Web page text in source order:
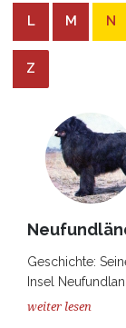
L M N
Z
Geschichte:
Insel
weiter lesen